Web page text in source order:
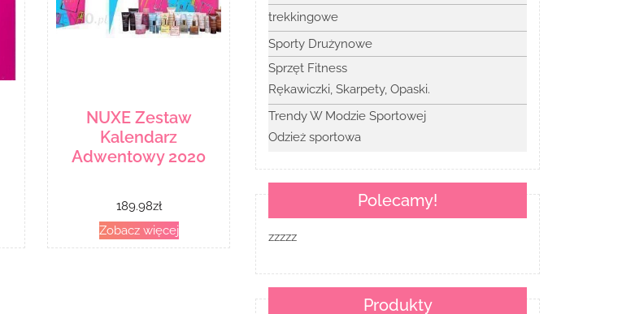
NUXE Zestaw
Kalendarz
Adwentowy 2020
189.98zł
Zobacz więcej
trekkingowe
Sporty Drużynowe
Sprzęt Fitness
Rękawiczki, Skarpety, Opaski.
Trendy W Modzie Sportowej
Odzież sportowa
Polecamy!
zzzzz
Produkty